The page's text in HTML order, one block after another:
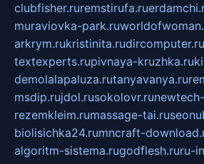
clubfisher.ruremstirufa.ru
muraviovka-park.ru
arkrym.rukristinita.rudircomputer.ru
textexperts.rupivnaya-kruzhka.ru
demolalapaluza.rutanyavanya.ru
msdip.rujdol.rusokolovr.ru
rezemkleim.rumassage-tai.ru
biolisichka24.rumncraft-
algoritm-sistema.rugodflesh.ruru-